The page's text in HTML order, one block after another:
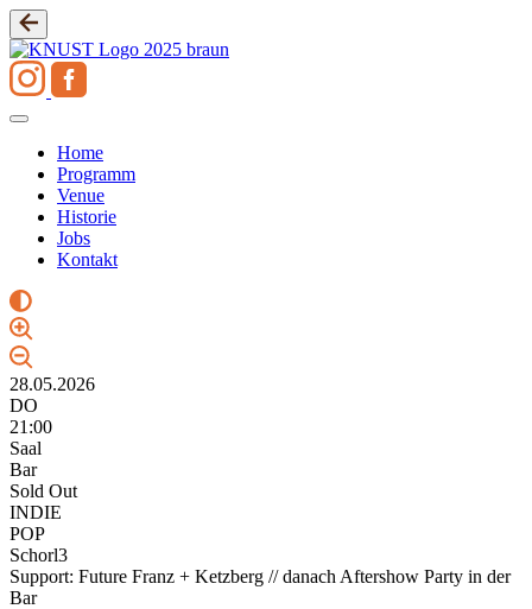
Zum
Inhalt
springen
Home
Programm
Venue
Historie
Jobs
Kontakt
28.05.2026
DO
21:00
Saal
Bar
Sold Out
INDIE
POP
Schorl3
Support: Future Franz + Ketzberg // danach Aftershow Party in der
Bar